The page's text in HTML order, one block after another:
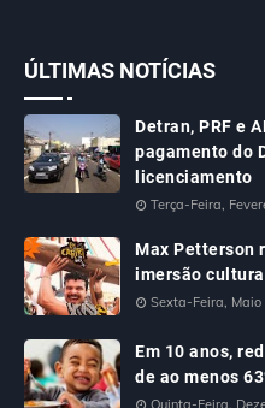
ÚLTIMAS NOTÍCIAS
Detran, PRF e
pagamento do
licenciamento
Terça-Feira,
Max Petterson
imersão
Sexta-Feira,
Em 10 anos,
de ao menos
Quinta-Feira,